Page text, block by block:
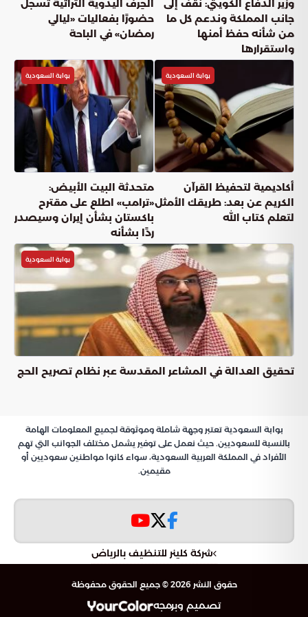
وزير الدفاع الكويتي: نقف إلى
جانب المملكة وندعم كل ما
من شأنه حفظ أمنها
واستقرارها
الحِرف اليدوية التراثية تسجل
حضورًا بفعاليات «ليالي
رمضان» في الباحة
بوابة السعودية
أكاديمية لتحفيظ القرآن
الكريم عن بعد: طريقك الأمثل
لتعلم كتاب الله
بوابة السعودية
متحدثة البيت الأبيض:
«ترامب» اطلع على مقترح
باكستان بشأن إيران‬⁩ وسيصدر
ردًا بشأنه
بوابة السعودية
تحقيق العدالة في المشاعر المقدسة عبر نظام تصريح الحج
بوابة السعودية تعتبر وجهة شاملة وموثوقة لجميع المعلومات الهامة
بالنسبة للسعوديين. حيث نعمل على توفير يشمل مختلف الجوانب التي تهم
الأفراد في المملكة العربية السعودية، سواء كانوا مواطنين سعوديين أو
مقيمين.
شركة كلينر للتنظيف بالرياض
حقوق النشر 2026 © جميع الحقوق محفوظة
تصميم وبرمجه